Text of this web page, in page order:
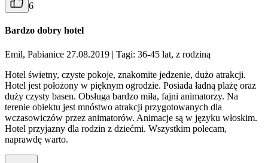
6
Bardzo dobry hotel
Emil, Pabianice 27.08.2019 | Tagi: 36-45 lat, z rodziną
Hotel świetny, czyste pokoje, znakomite jedzenie, dużo atrakcji.
Hotel jest położony w pięknym ogrodzie. Posiada ładną plażę oraz
duży czysty basen. Obsługa bardzo miła, fajni animatorzy. Na
terenie obiektu jest mnóstwo atrakcji przygotowanych dla
wczasowiczów przez animatorów. Animacje są w języku włoskim.
Hotel przyjazny dla rodzin z dziećmi. Wszystkim polecam,
naprawdę warto.